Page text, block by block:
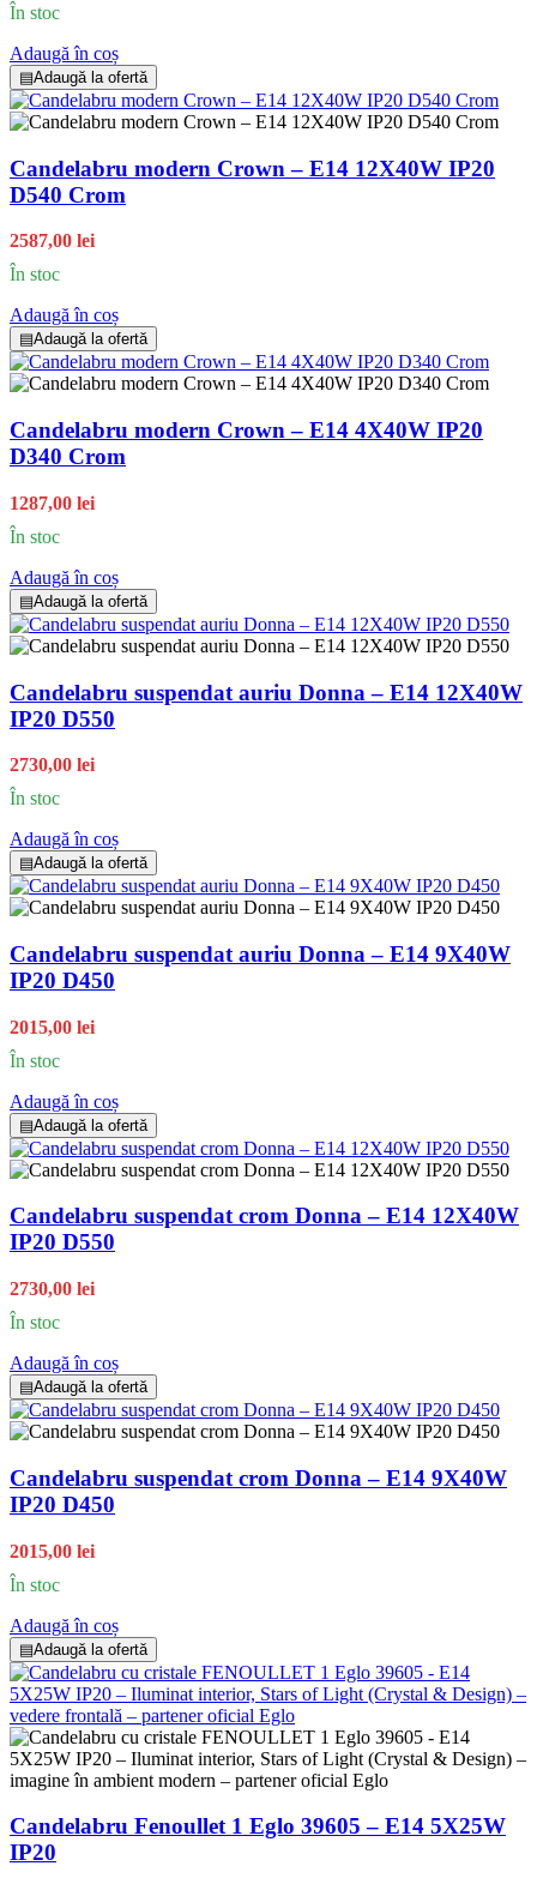
În stoc
Adaugă în coș
▤Adaugă la ofertă
Candelabru modern Crown – E14 12X40W IP20
D540 Crom
2587,00 lei
În stoc
Adaugă în coș
▤Adaugă la ofertă
Candelabru modern Crown – E14 4X40W IP20
D340 Crom
1287,00 lei
În stoc
Adaugă în coș
▤Adaugă la ofertă
Candelabru suspendat auriu Donna – E14 12X40W
IP20 D550
2730,00 lei
În stoc
Adaugă în coș
▤Adaugă la ofertă
Candelabru suspendat auriu Donna – E14 9X40W
IP20 D450
2015,00 lei
În stoc
Adaugă în coș
▤Adaugă la ofertă
Candelabru suspendat crom Donna – E14 12X40W
IP20 D550
2730,00 lei
În stoc
Adaugă în coș
▤Adaugă la ofertă
Candelabru suspendat crom Donna – E14 9X40W
IP20 D450
2015,00 lei
În stoc
Adaugă în coș
▤Adaugă la ofertă
Candelabru Fenoullet 1 Eglo 39605 – E14 5X25W
IP20